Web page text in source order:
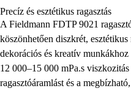
Precíz és esztétikus ragasztás
A Fieldmann FDTP 9021
köszönhetően diszkrét,
dekorációs és kreatív
12 000–15 000 mPa.s
ragasztóáramlást és a